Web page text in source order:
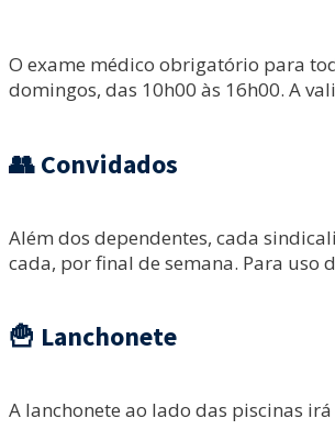
O exame médico obrigatório para
domingos, das 10h00 às 16h00. A
👥 Convidados
Além dos dependentes, cada
cada, por final de semana. Para uso
🍟 Lanchonete
A lanchonete ao lado das piscinas